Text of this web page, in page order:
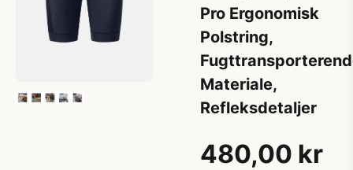
Pro Ergonomisk
Polstring,
Materiale,
Refleksdetaljer
480,00 kr